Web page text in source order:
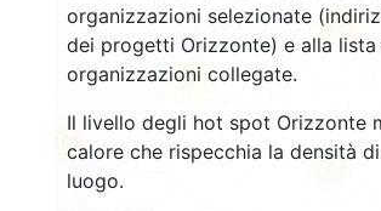
organizzazioni selezionate
dei progetti Orizzonte) e alla
organizzazioni collegate.
Il livello degli hot spot Orizzonte
calore che rispecchia la densità
luogo.
7
13
54